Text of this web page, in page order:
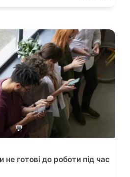
💬
не готові до роботи під час